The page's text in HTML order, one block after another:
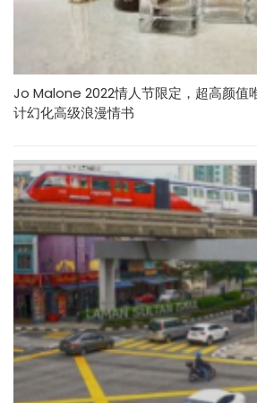
Jo Malone 2022情人节限定，超高颜值
计幻化高级浪漫情书